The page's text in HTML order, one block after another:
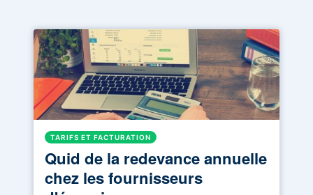
TARIFS ET FACTURATION
Quid de la redevance annuelle
chez les fournisseurs